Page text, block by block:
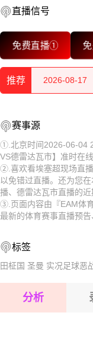
直播信号
免费直播①
推荐
2026-08-18
2026-08-17
2026-08-17
2026-08-17
2026-08-17
2026-08-17
2026-08-17
2026-08-17
2026-08-17
赛事源
①.北京时间2026-06-04
VS德雷达瓦市】准时在线
②.喜欢看埃塞超现场直
以免错过直播。还为您
播、德雷达瓦市直播的
③.页面内容由『EAM体
最新的体育赛事直播预告
标签
田柾国 圣曼 实况足球恶
分析